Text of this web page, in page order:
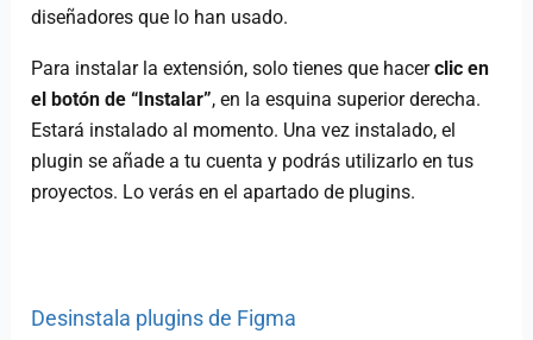
diseñadores que lo han usado.
Para instalar la extensión, solo tienes que hacerclic en
el botón de “Instalar”, en la esquina superior derecha.
Estará instalado al momento. Una vez instalado, el
plugin se añade a tu cuenta y podrás utilizarlo en tus
proyectos. Lo verás en el apartado de plugins.
Desinstala plugins de Figma